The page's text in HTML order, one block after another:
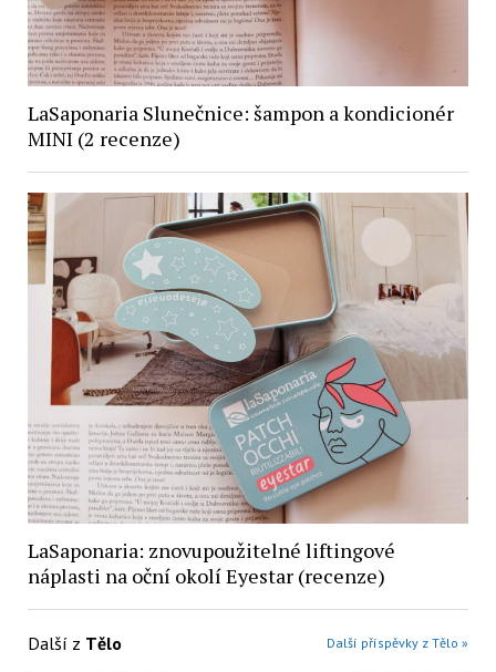
LaSaponaria Slunečnice: šampon a kondicionér
MINI (2 recenze)
LaSaponaria: znovupoužitelné liftingové
náplasti na oční okolí Eyestar (recenze)
Další z Tělo Další příspěvky z Tělo »